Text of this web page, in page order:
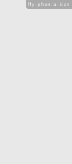
Hy-phen-a-tion